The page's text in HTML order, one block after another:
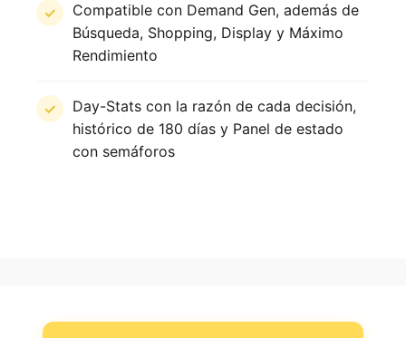
Compatible con Demand Gen, además de
Búsqueda, Shopping, Display y Máximo
Rendimiento
Day-Stats con la razón de cada decisión,
histórico de 180 días y Panel de estado
con semáforos